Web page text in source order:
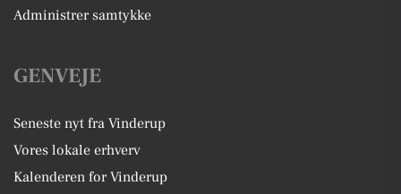
Administrer samtykke
GENVEJE
Seneste nyt fra Vinderup
Vores lokale erhverv
Kalenderen for Vinderup